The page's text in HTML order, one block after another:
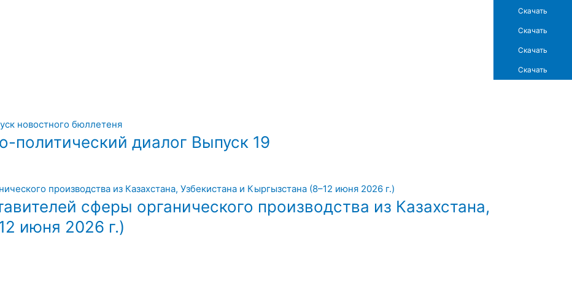
Скачать
Скачать
Скачать
Скачать
политический диалог Выпуск 19
сферы органического производства из Казахстана,
июня 2026 г.)